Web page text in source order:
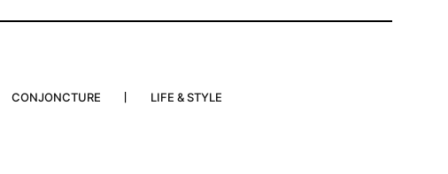
CONJONCTURE LIFE & STYLE